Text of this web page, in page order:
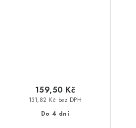
Do 4 dní
131,82 Kč bez DPH
159,50 Kč